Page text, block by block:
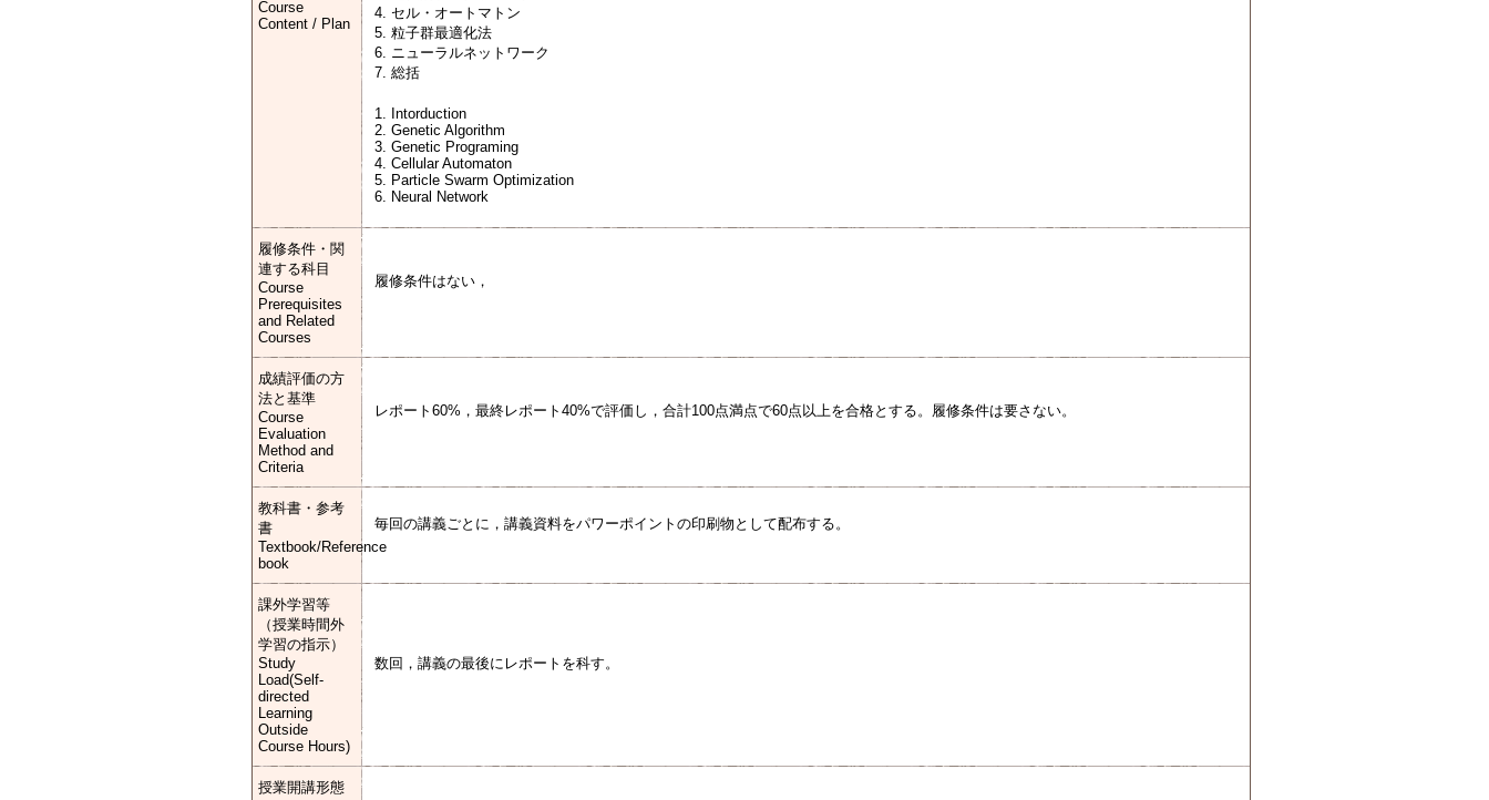
Course
Content / Plan
4. セル・オートマトン
5. 粒子群最適化法
6. ニューラルネットワーク
7. 総括
1. Intorduction
2. Genetic Algorithm
3. Genetic Programing
4. Cellular Automaton
5. Particle Swarm Optimization
6. Neural Network
履修条件・関
連する科目
Course
Prerequisites
and Related
Courses
履修条件はない，
成績評価の方
法と基準
Course
Evaluation
Method and
Criteria
レポート60%，最終レポート40%で評価し，合計100点満点で60点以上を合格とする。履修条件は要さない。
教科書・参考
書
Textbook/Reference
book
毎回の講義ごとに，講義資料をパワーポイントの印刷物として配布する。
課外学習等
（授業時間外
学習の指示）
Study
Load(Self-
directed
Learning
Outside
Course Hours)
数回，講義の最後にレポートを科す。
授業開講形態